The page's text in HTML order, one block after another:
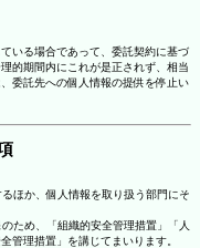
いる場合であって、委託契約に基づ
的期間内にこれが是正されず、相当
委託先への個人情報の提供を停止い
ほか、個人情報を取り扱う部門にそ
ため、「組織的安全管理措置」「人
管理措置」を講じてまいります。